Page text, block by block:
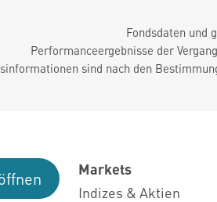
Fondsdaten und
Performanceergebnisse der
sind nach den
Markets
Indizes & Aktien